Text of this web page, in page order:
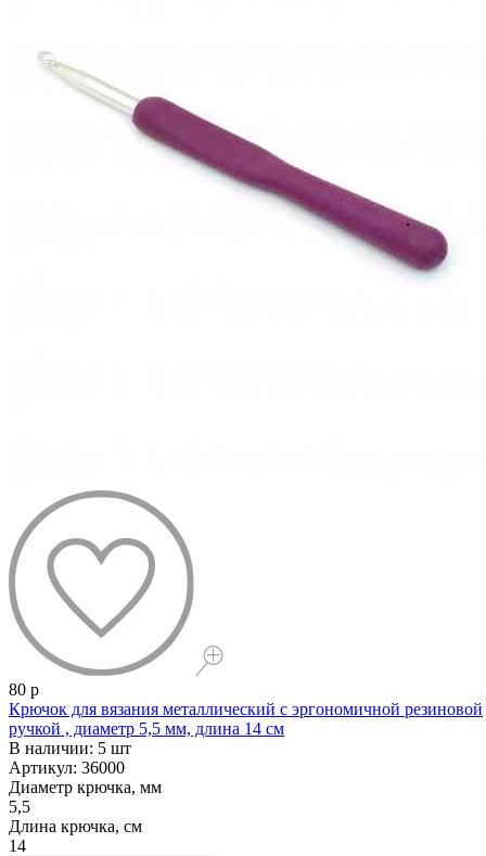
80 р
Крючок для вязания металлический с эргономичной резиновой
ручкой , диаметр 5,5 мм, длина 14 см
В наличии: 5 шт
Артикул: 36000
Диаметр крючка, мм
5,5
Длина крючка, см
14